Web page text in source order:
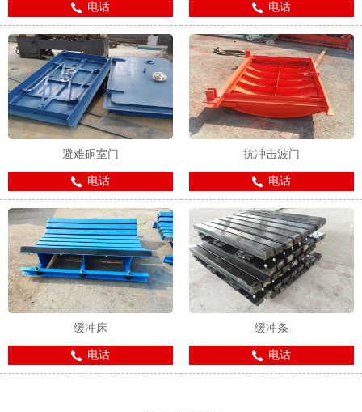
电话 电话
避难硐室门
电话
抗冲击波门
电话
缓冲床
电话
缓冲条
电话